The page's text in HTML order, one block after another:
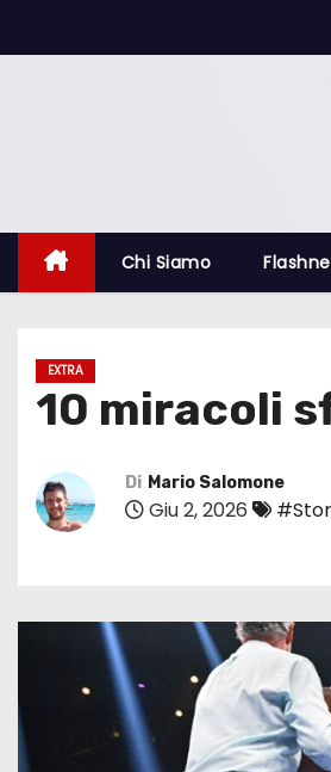
a
Chi Siamo
EXTRA
10 miracoli
Di Mario Salomone
Giu 2, 2026